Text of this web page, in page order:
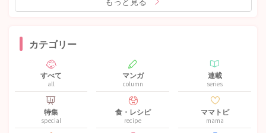
カテゴリー
すべて
all
マンガ
column
連載
series
特集
special
食・レシピ
recipe
ママトピ
mama